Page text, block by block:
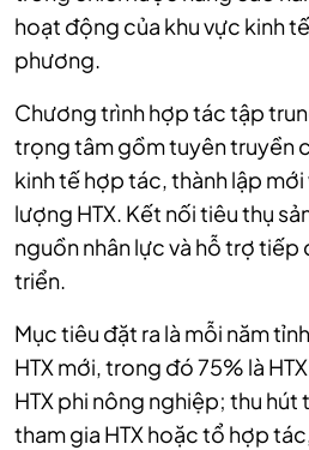
hoạt động của khu vực kinh
phương. ​
Chương trình hợp tác tập
trọng tâm gồm tuyên truyền
kinh tế hợp tác, thành lập
lượng HTX. Kết nối tiêu thụ
nguồn nhân lực và hỗ trợ tiếp
triển.
Mục tiêu đặt ra là mỗi năm
HTX mới, trong đó 75% là
HTX phi nông nghiệp; thu
tham gia HTX hoặc tổ hợp